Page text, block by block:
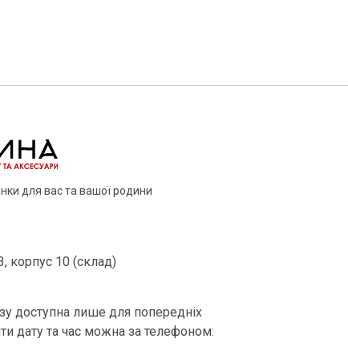
для вас та вашої родини
корпус 10 (склад)
доступна лише для попередніх
дату та час можна за телефоном: